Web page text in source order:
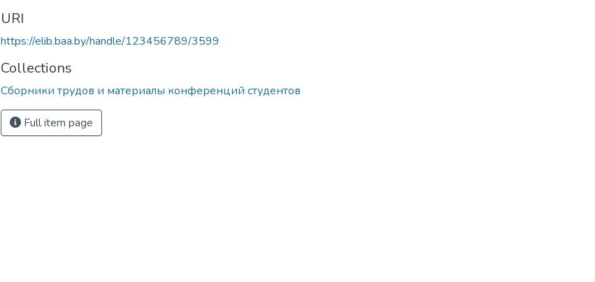
URI
https://elib.baa.by/handle/123456789/3599
Collections
Сборники трудов и материалы конференций студентов
Full item page